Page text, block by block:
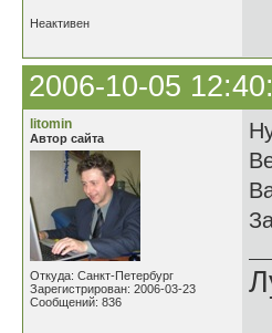
Неактивен
2006-10-05
litomin
Автор сайта
Откуда: Санкт-Петербург
Зарегистрирован: 2006-03-23
Сообщений: 836